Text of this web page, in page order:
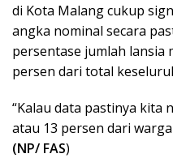
di Kota Malang cukup
angka nominal secara
persentase jumlah lansia
persen dari total
“Kalau data pastinya kita
atau 13 persen dari
(NP/ FAS)